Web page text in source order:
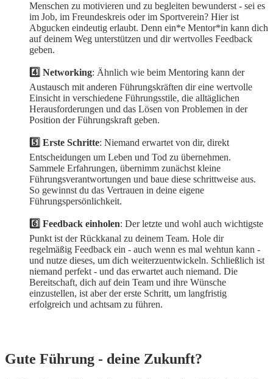
Menschen zu motivieren und zu begleiten bewunderst - sei es
im Job, im Freundeskreis oder im Sportverein? Hier ist
Abgucken eindeutig erlaubt. Denn ein*e Mentor*in kann dich
auf deinem Weg unterstützen und dir wertvolles Feedback
geben.
4️⃣ Networking: Ähnlich wie beim Mentoring kann der
Austausch mit anderen Führungskräften dir eine wertvolle
Einsicht in verschiedene Führungsstile, die alltäglichen
Herausforderungen und das Lösen von Problemen in der
Position der Führungskraft geben.
5️⃣ Erste Schritte: Niemand erwartet von dir, direkt
Entscheidungen um Leben und Tod zu übernehmen.
Sammele Erfahrungen, übernimm zunächst kleine
Führungsverantwortungen und baue diese schrittweise aus.
So gewinnst du das Vertrauen in deine eigene
Führungspersönlichkeit.
6️⃣ Feedback einholen: Der letzte und wohl auch wichtigste
Punkt ist der Rückkanal zu deinem Team. Hole dir
regelmäßig Feedback ein - auch wenn es mal wehtun kann -
und nutze dieses, um dich weiterzuentwickeln. Schließlich ist
niemand perfekt - und das erwartet auch niemand. Die
Bereitschaft, dich auf dein Team und ihre Wünsche
einzustellen, ist aber der erste Schritt, um langfristig
erfolgreich und achtsam zu führen.
Gute Führung - deine Zukunft?